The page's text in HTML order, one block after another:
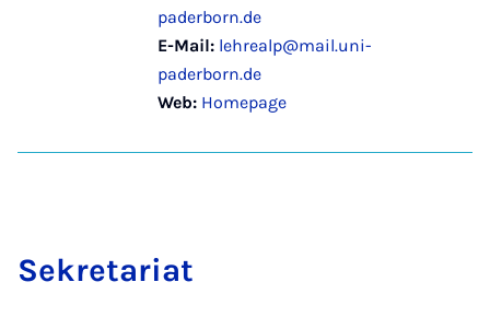
paderborn.de
E-Mail: lehrealp@mail.uni-
paderborn.de
Web: Homepage
Se­­kre­ta­ri­at